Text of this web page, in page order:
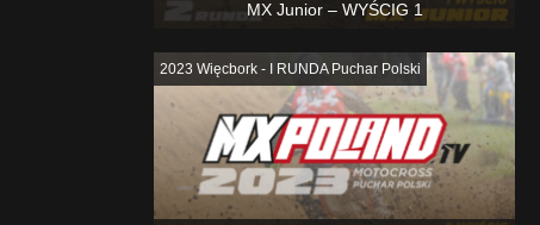
MX Junior – WYŚCIG 1
2023 Więcbork - I RUNDA Puchar Polski